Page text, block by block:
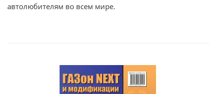
автолюбителям во всем мире.